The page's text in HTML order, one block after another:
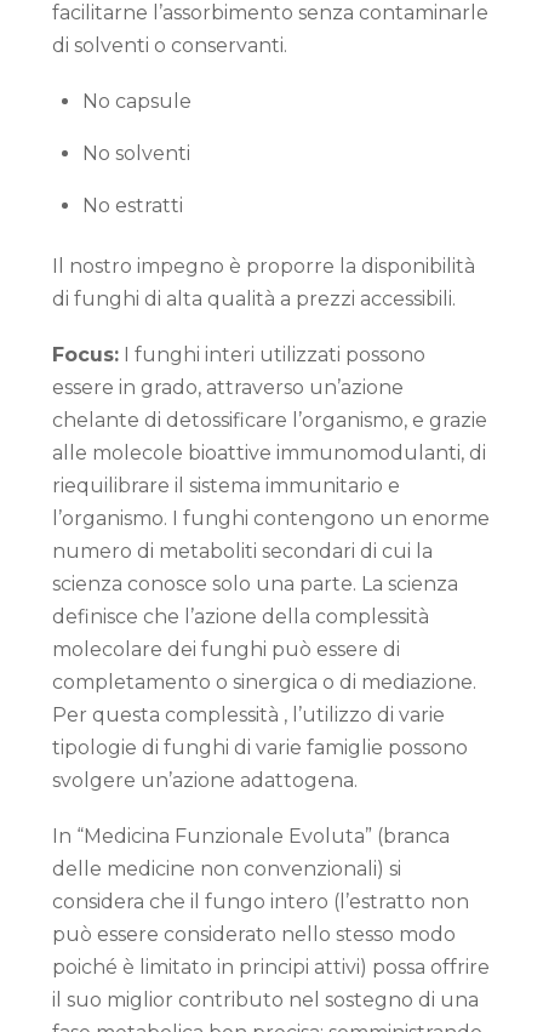
facilitarne l’assorbimento senza contaminarle
di solventi o conservanti.
No capsule
No solventi
No estratti
Il nostro impegno è proporre la disponibilità
di funghi di alta qualità a prezzi accessibili.
Focus:I funghi interi utilizzati possono
essere in grado, attraverso un’azione
chelante di detossificare l’organismo, e grazie
alle molecole bioattive immunomodulanti, di
riequilibrare il sistema immunitario e
l’organismo. I funghi contengono un enorme
numero di metaboliti secondari di cui la
scienza conosce solo una parte. La scienza
definisce che l’azione della complessità
molecolare dei funghi può essere di
completamento o sinergica o di mediazione.
Per questa complessità , l’utilizzo di varie
tipologie di funghi di varie famiglie possono
svolgere un’azione adattogena.
In “Medicina Funzionale Evoluta” (branca
delle medicine non convenzionali) si
considera che il fungo intero (l’estratto non
può essere considerato nello stesso modo
poiché è limitato in principi attivi) possa offrire
il suo miglior contributo nel sostegno di una